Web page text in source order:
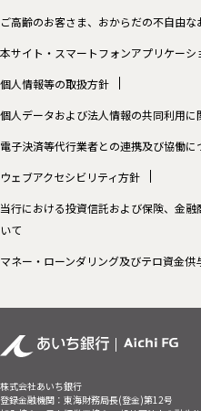
ご高齢のお客さま、おからだの不自由
本サイト・スマートフォンアプリケーシ
個人情報等の取扱方針
個人データおよび法人情報の共同利用に
電子決済等代行業者との連携及び協働に
ウェブアクセシビリティ方針
当行における投資信託および保険、金
いて
マネー・ローンダリング及びテロ資金
株式会社あいち銀行
登録金融機関：東海財務局長(登金)第12号